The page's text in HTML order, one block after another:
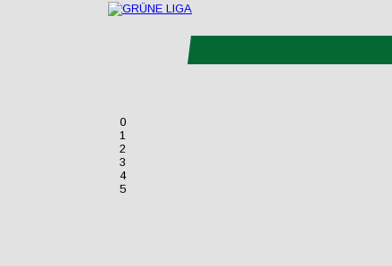
0
1
2
3
4
5